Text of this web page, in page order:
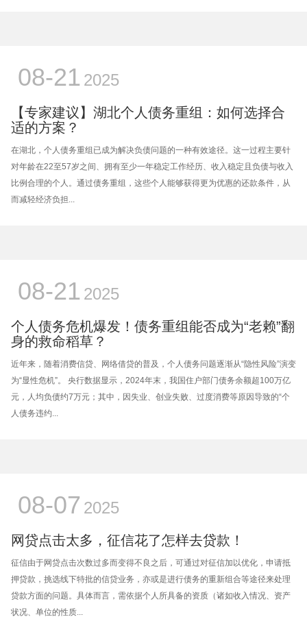
08-21 2025
【专家建议】湖北个人债务重组：如何选择合
适的方案？
在湖北，个人债务重组已成为解决负债问题的一种有效途径。这一过程主要针
对年龄在22至57岁之间、拥有至少一年稳定工作经历、收入稳定且负债与收入
比例合理的个人。通过债务重组，这些个人能够获得更为优惠的还款条件，从
而减轻经济负担...
08-21 2025
个人债务危机爆发！债务重组能否成为“老赖”翻
身的救命稻草？
近年来，随着消费信贷、网络借贷的普及，个人债务问题逐渐从“隐性风险”演变
为“显性危机”。 央行数据显示，2024年末，我国住户部门债务余额超100万亿
元，人均负债约7万元；其中，因失业、创业失败、过度消费等原因导致的“个
人债务违约...
08-07 2025
网贷点击太多，征信花了怎样去贷款！
征信由于网贷点击次数过多而变得不良之后，可通过对征信加以优化，申请抵
押贷款，挑选线下特批的信贷业务，亦或是进行债务的重新组合等途径来处理
贷款方面的问题。具体而言，需依据个人所具备的资质（诸如收入情况、资产
状况、单位的性质...